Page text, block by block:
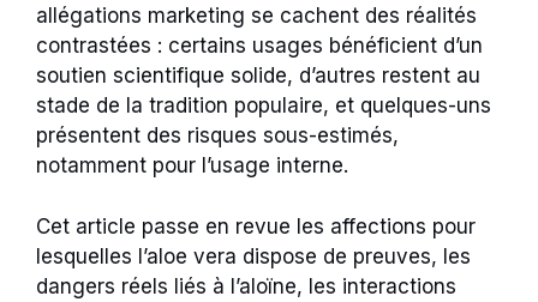
allégations marketing se cachent des réalités
contrastées : certains usages bénéficient d’un
soutien scientifique solide, d’autres restent au
stade de la tradition populaire, et quelques-uns
présentent des risques sous-estimés,
notamment pour l’usage interne.
Cet article passe en revue les affections pour
lesquelles l’aloe vera dispose de preuves, les
dangers réels liés à l’aloïne, les interactions